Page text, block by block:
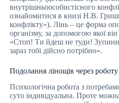
внутрішньоособистісного
ознайомитися в книзі Н.В.
конфлікту»). Лінь – це форма
організму, за допомогою якої
«Стоп! Ти йдеш не туди!
зараз тобі дійсно потрібно».
Подолання лінощів через
Психологічна робота з
суто індивідуальна. Проте